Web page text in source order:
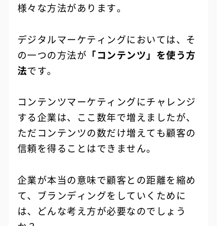
様々な方法があります。
デジタルマーケティングにおいては、そ
の一つの方法が 「コンテンツ」を使う方
法です。
コンテンツマーケティングにチャレンジ
する企業は、ここ数年で増えましたが、
ただコンテンツの数だけ増えても顧客の
信頼を得ることはできません。
企業が本当の意味で顧客との距離を縮め
て、ブランディングをしていくために
は、どんな考え方が必要なのでしょう